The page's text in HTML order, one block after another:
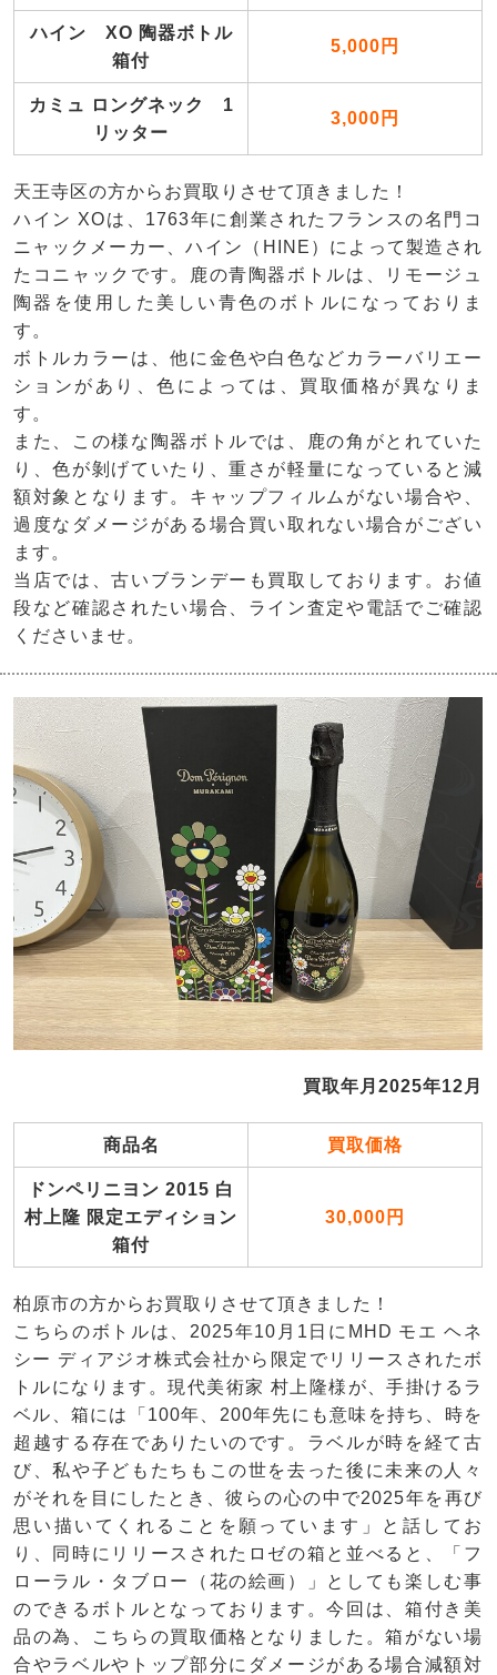
ハイン XO 陶器ボトル
箱付
5,000円
カミュ ロングネック 1
リッター
3,000円
天王寺区の方からお買取りさせて頂きました！
ハイン XOは、1763年に創業されたフランスの名門コ
ニャックメーカー、ハイン（HINE）によって製造され
たコニャックです。鹿の青陶器ボトルは、リモージュ
陶器を使用した美しい青色のボトルになっておりま
す。
ボトルカラーは、他に金色や白色などカラーバリエー
ションがあり、色によっては、買取価格が異なりま
す。
また、この様な陶器ボトルでは、鹿の角がとれていた
り、色が剝げていたり、重さが軽量になっていると減
額対象となります。キャップフィルムがない場合や、
過度なダメージがある場合買い取れない場合がござい
ます。
当店では、古いブランデーも買取しております。お値
段など確認されたい場合、ライン査定や電話でご確認
くださいませ。
買取年月2025年12月
商品名 買取価格
ドンペリニヨン 2015 白
村上隆 限定エディション
箱付
30,000円
柏原市の方からお買取りさせて頂きました！
こちらのボトルは、2025年10月1日にMHD モエ ヘネ
シー ディアジオ株式会社から限定でリリースされたボ
トルになります。現代美術家 村上隆様が、手掛けるラ
ベル、箱には「100年、200年先にも意味を持ち、時を
超越する存在でありたいのです。ラベルが時を経て古
び、私や子どもたちもこの世を去った後に未来の人々
がそれを目にしたとき、彼らの心の中で2025年を再び
思い描いてくれることを願っています」と話してお
り、同時にリリースされたロゼの箱と並べると、「フ
ローラル・タブロー（花の絵画）」としても楽しむ事
のできるボトルとなっております。今回は、箱付き美
品の為、こちらの買取価格となりました。箱がない場
合やラベルやトップ部分にダメージがある場合減額対